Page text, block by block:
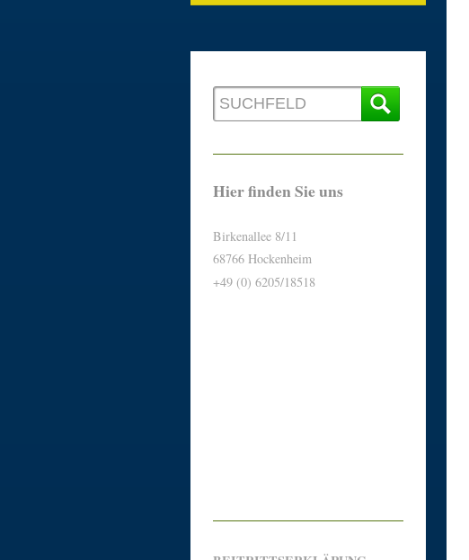
Hier finden Sie uns
Birkenallee 8/11
68766 Hockenheim
+49 (0) 6205/18518